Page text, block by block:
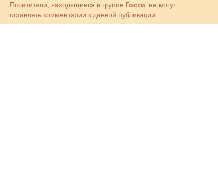
Посетители, находящиеся в группе Гости , не могут
оставлять комментарии к данной публикации.